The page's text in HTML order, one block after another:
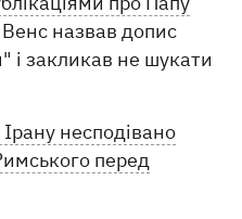
назвав допис
і закликав не шукати
несподівано
перед